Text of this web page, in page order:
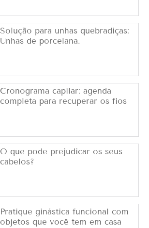
Solução para unhas quebradiças:
Unhas de porcelana.
Cronograma capilar: agenda
completa para recuperar os fios
O que pode prejudicar os seus
cabelos?
Pratique ginástica funcional com
objetos que você tem em casa